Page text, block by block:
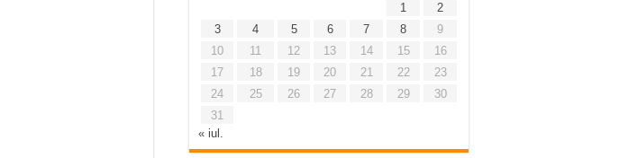
1
2
3
4 5 6 7 8
9
10
11 12 13 14 15
16
17
18 19 20 21 22
23
24
25 26 27 28 29
30
31
« iul.